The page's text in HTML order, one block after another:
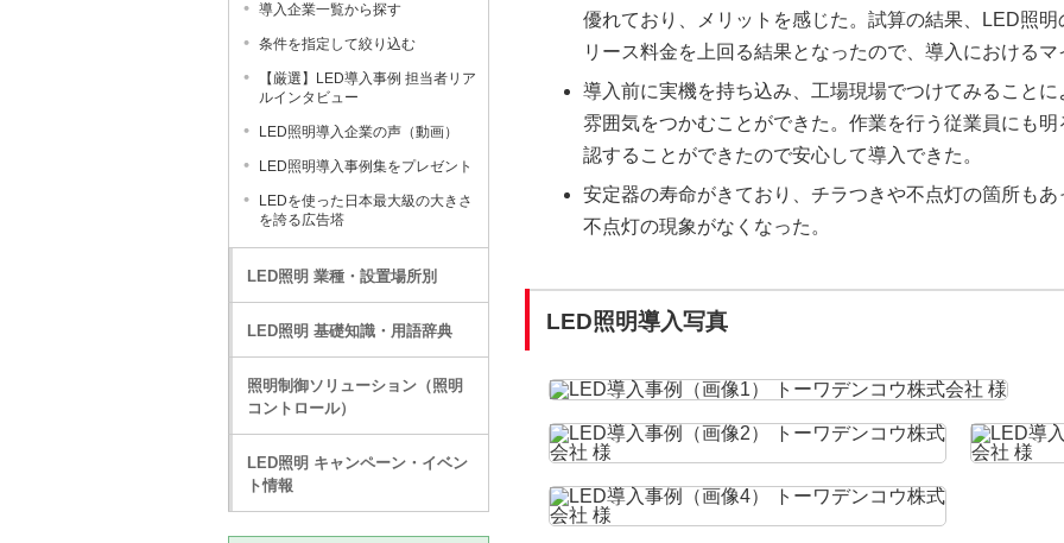
優れており、メリットを感じた。試算の結果、LED照
リース料金を上回る結果となったので、導入における
導入前に実機を持ち込み、工場現場でつけてみること
雰囲気をつかむことができた。作業を行う従業員にも
認することができたので安心して導入できた。
安定器の寿命がきており、チラつきや不点灯の箇所も
不点灯の現象がなくなった。
LED照明導入写真
導入企業一覧から探す
条件を指定して絞り込む
【厳選】LED導入事例 担当者リア
ルインタビュー
LED照明導入企業の声（動画）
LED照明導入事例集をプレゼント
LEDを使った日本最大級の大きさ
を誇る広告塔
LED照明 業種・設置場所別
LED照明 基礎知識・用語辞典
照明制御ソリューション（照明
コントロール）
LED照明 キャンペーン・イベン
ト情報